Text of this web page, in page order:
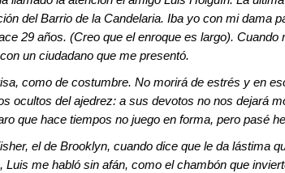
del Barrio de la Candelaria. Iba yo con mi dama
29 años. (Creo que el enroque es largo).
un ciudadano que me presentó.
como de costumbre. No morirá de estrés y en
ocultos del ajedrez: a sus devotos no nos dejará
que hace tiempos no juego en forma, pero pasé
el de Brooklyn, cuando dice que le da lástima
Luis me habló sin afán, como el chambón que